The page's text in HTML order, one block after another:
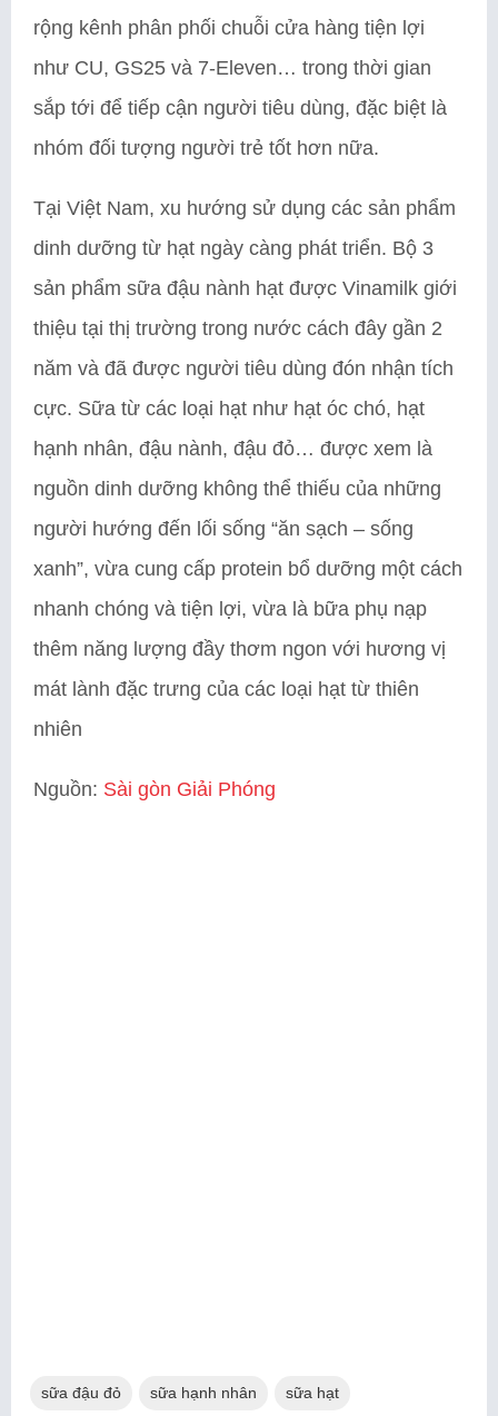
rộng kênh phân phối chuỗi cửa hàng tiện lợi
như CU, GS25 và 7-Eleven… trong thời gian
sắp tới để tiếp cận người tiêu dùng, đặc biệt là
nhóm đối tượng người trẻ tốt hơn nữa.
Tại Việt Nam, xu hướng sử dụng các sản phẩm
dinh dưỡng từ hạt ngày càng phát triển. Bộ 3
sản phẩm sữa đậu nành hạt được Vinamilk giới
thiệu tại thị trường trong nước cách đây gần 2
năm và đã được người tiêu dùng đón nhận tích
cực. Sữa từ các loại hạt như hạt óc chó, hạt
hạnh nhân, đậu nành, đậu đỏ… được xem là
nguồn dinh dưỡng không thể thiếu của những
người hướng đến lối sống “ăn sạch – sống
xanh”, vừa cung cấp protein bổ dưỡng một cách
nhanh chóng và tiện lợi, vừa là bữa phụ nạp
thêm năng lượng đầy thơm ngon với hương vị
mát lành đặc trưng của các loại hạt từ thiên
nhiên
Nguồn: Sài gòn Giải Phóng
sữa đậu đỏ sữa hạnh nhân sữa hạt